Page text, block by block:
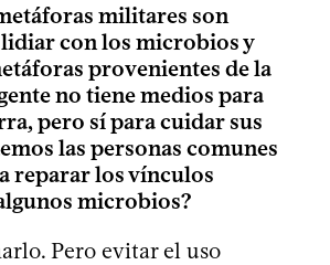
militares son
con los microbios y
provenientes de la
no tiene medios para
pero sí para cuidar sus
las personas comunes
reparar los vínculos
microbios?
Pero evitar el uso